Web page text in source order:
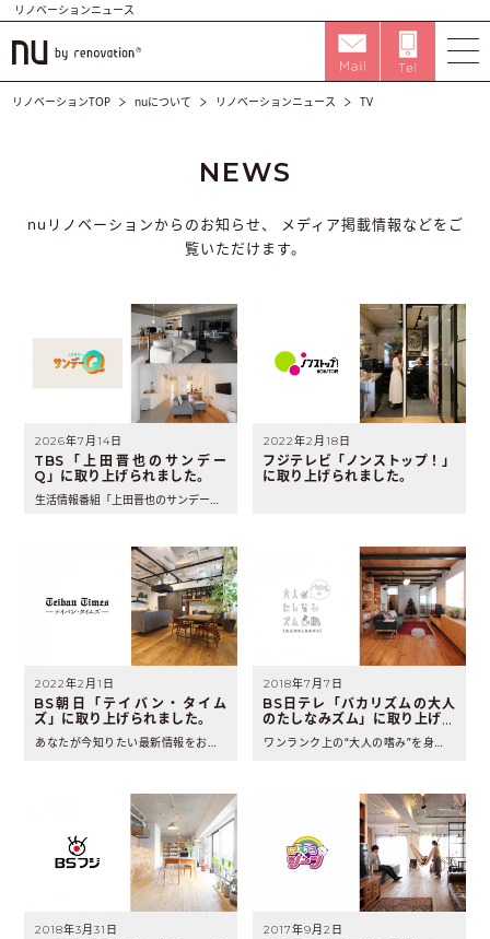
リノベーションニュース
リノベーションTOP nuについて リノベーションニュース TV
NEWS
nuリノベーションからのお知らせ、
メディア掲載情報などをご
覧いただけます。
2026年7月14日
TBS「上田晋也のサンデー
Q」に取り上げられました。
2022年2月18日
フジテレビ「ノンストップ！」
に取り上げられました。
2022年2月1日
BS朝日「テイバン・タイム
ズ」に取り上げられました。
2018年7月7日
BS日テレ「バカリズムの大人
のたしなみズム」に取り上げら
れました。
2018年3月31日 2017年9月2日